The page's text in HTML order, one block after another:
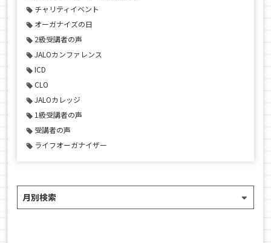
チャリティイベント
オーガナイズの日
2級受講者の声
JALOカンファレンス
ICD
CLO
JALOカレッジ
1級受講者の声
受講者の声
ライフオーガナイザー